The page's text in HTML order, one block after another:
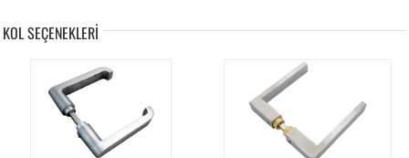
KOL SEÇENEKLERİ